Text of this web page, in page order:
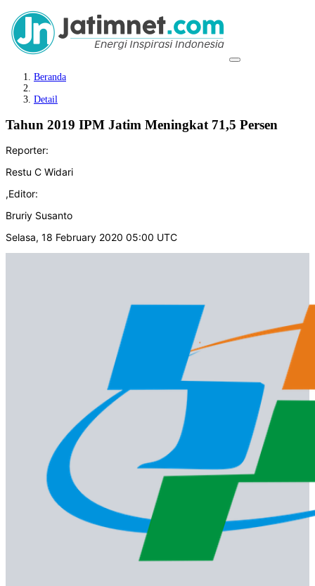
Beranda
Detail
Tahun 2019 IPM Jatim Meningkat 71,5 Persen
Reporter:
Restu C Widari
,Editor:
Bruriy Susanto
Selasa, 18 February 2020 05:00 UTC